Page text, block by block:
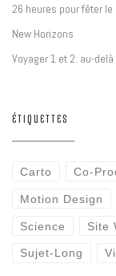
26 heures pour fêter le
New Horizons
Voyager 1 et 2: au-
ÉTIQUETTES
Carto Co-
Motion Design
Science Site
Sujet-Long